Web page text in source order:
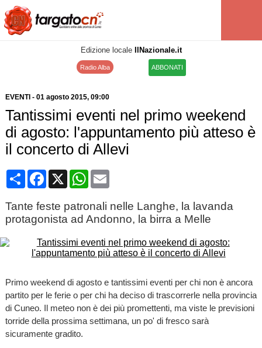
Edizione locale IlNazionale.it
Radio Alba ABBONATI
EVENTI - 01 agosto 2015, 09:00
Tantissimi eventi nel primo weekend
di agosto: l'appuntamento più atteso è
il concerto di Allevi
CondividiFacebook
X WhatsApp
Email
Tante feste patronali nelle Langhe, la lavanda
protagonista ad Andonno, la birra a Melle
Primo weekend di agosto e tantissimi eventi per chi non è ancora
partito per le ferie o per chi ha deciso di trascorrerle nella provincia
di Cuneo. Il meteo non è dei più promettenti, ma viste le previsioni
torride della prossima settimana, un po' di fresco sarà
sicuramente gradito.